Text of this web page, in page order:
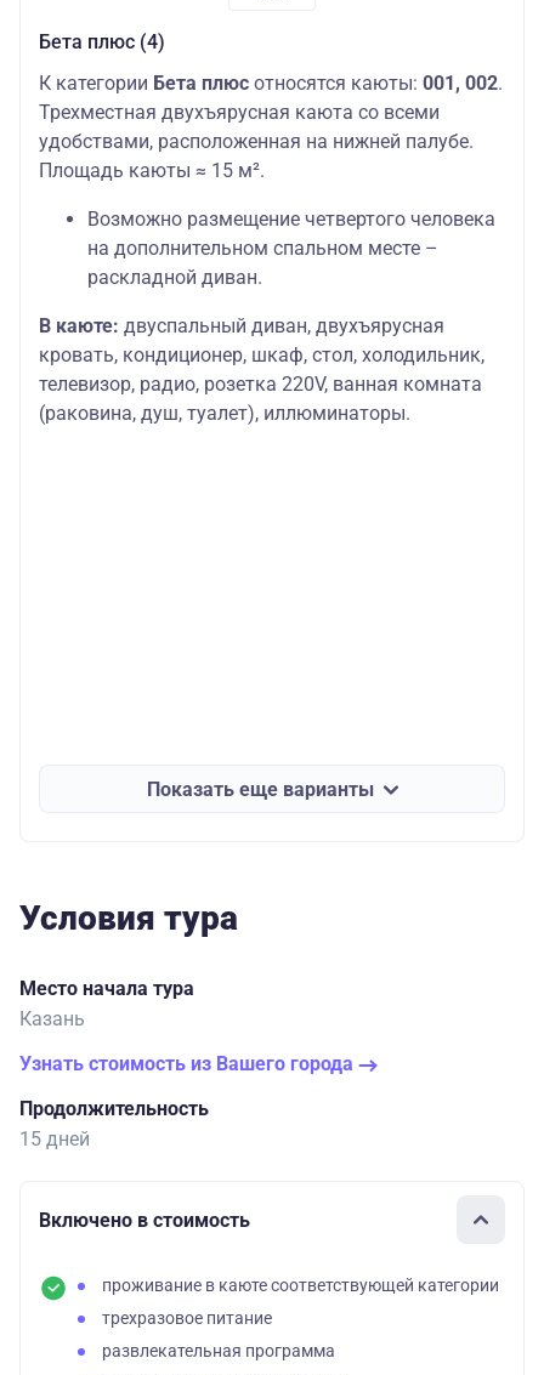
Бета плюс (4)
К категории Бета плюс относятся каюты: 001, 002.
Трехместная двухъярусная каюта со всеми
удобствами, расположенная на нижней палубе.
Площадь каюты ≈ 15 м².
Возможно размещение четвертого человека
на дополнительном спальном месте –
раскладной диван.
В каюте: двуспальный диван, двухъярусная
кровать, кондиционер, шкаф, стол, холодильник,
телевизор, радио, розетка 220V, ванная комната
(раковина, душ, туалет), иллюминаторы.
Показать еще варианты
Условия тура
Место начала тура
Казань
Узнать стоимость из Вашего города
Продолжительность
15 дней
Включено в стоимость
проживание в каюте соответствующей категории
трехразовое питание
развлекательная программа